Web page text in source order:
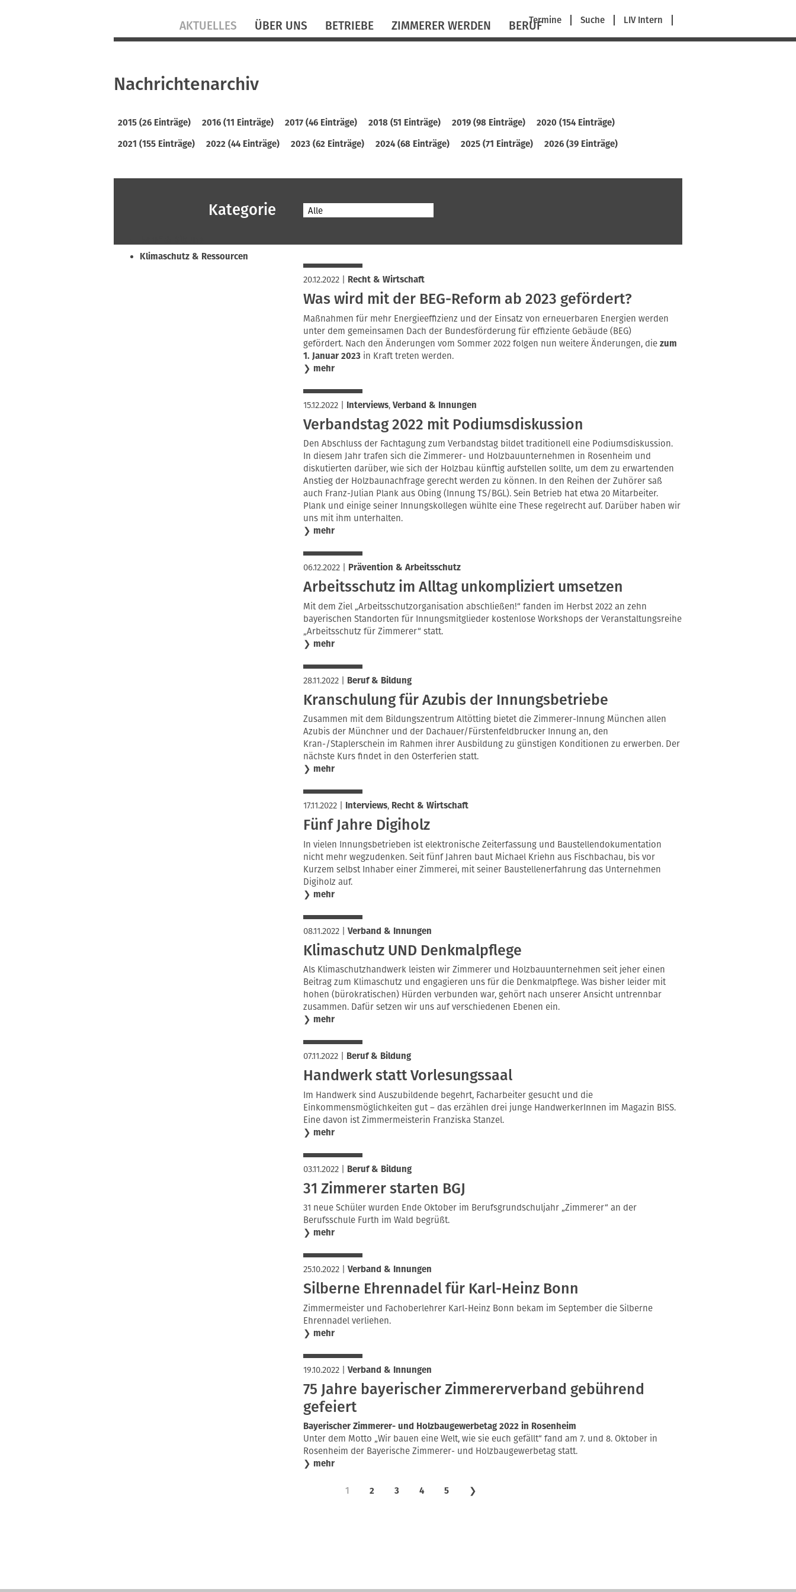
Navigation
überspringen
Termine Suche LIV Intern
überspringen
AKTUELLES ÜBER UNS BETRIEBE ZIMMERER WERDEN BERUF
Nachrichtenarchiv
2015 (26 Einträge) 2016 (11 Einträge) 2017 (46 Einträge) 2018 (51 Einträge) 2019 (98 Einträge)
2020 (154 Einträge)
2021 (155 Einträge)
2022 (44 Einträge) 2023 (62 Einträge) 2024 (68 Einträge) 2025 (71 Einträge) 2026 (39 Einträge)
Kategorie Alle
Klimaschutz & Ressourcen
20.12.2022| Recht & Wirtschaft
Was wird mit der BEG-Reform ab 2023 gefördert?
Maßnahmen für mehr Energieeffizienz und der Einsatz von erneuerbaren Energien werden
unter dem gemeinsamen Dach der Bundesförderung für effiziente Gebäude (BEG)
gefördert. Nach den Änderungen vom Sommer 2022 folgen nun weitere Änderungen, die zum
1. Januar 2023in Kraft treten werden.
❯ mehr
15.12.2022| Interviews, Verband & Innungen
Verbandstag 2022 mit Podiumsdiskussion
Den Abschluss der Fachtagung zum Verbandstag bildet traditionell eine Podiumsdiskussion.
In diesem Jahr trafen sich die Zimmerer- und Holzbauunternehmen in Rosenheim und
diskutierten darüber, wie sich der Holzbau künftig aufstellen sollte, um dem zu erwartenden
Anstieg der Holzbaunachfrage gerecht werden zu können. In den Reihen der Zuhörer saß
auch Franz-Julian Plank aus Obing (Innung TS/BGL). Sein Betrieb hat etwa 20 Mitarbeiter.
Plank und einige seiner Innungskollegen wühlte eine These regelrecht auf. Darüber haben wir
uns mit ihm unterhalten.
❯ mehr
06.12.2022| Prävention & Arbeitsschutz
Arbeitsschutz im Alltag unkompliziert umsetzen
Mit dem Ziel „Arbeitsschutzorganisation abschließen!“ fanden im Herbst 2022 an zehn
bayerischen Standorten für Innungsmitglieder kostenlose Workshops der Veranstaltungsreihe
„Arbeitsschutz für Zimmerer“ statt.
❯ mehr
28.11.2022| Beruf & Bildung
Kranschulung für Azubis der Innungsbetriebe
Zusammen mit dem Bildungszentrum Altötting bietet die Zimmerer-Innung München allen
Azubis der Münchner und der Dachauer/Fürstenfeldbrucker Innung an, den
Kran-/Staplerschein im Rahmen ihrer Ausbildung zu günstigen Konditionen zu erwerben. Der
nächste Kurs findet in den Osterferien statt.
❯ mehr
17.11.2022| Interviews, Recht & Wirtschaft
Fünf Jahre Digiholz
In vielen Innungsbetrieben ist elektronische Zeiterfassung und Baustellendokumentation
nicht mehr wegzudenken. Seit fünf Jahren baut Michael Kriehn aus Fischbachau, bis vor
Kurzem selbst Inhaber einer Zimmerei, mit seiner Baustellenerfahrung das Unternehmen
Digiholz auf.
❯ mehr
08.11.2022| Verband & Innungen
Klimaschutz UND Denkmalpflege
Als Klimaschutzhandwerk leisten wir Zimmerer und Holzbauunternehmen seit jeher einen
Beitrag zum Klimaschutz und engagieren uns für die Denkmalpflege. Was bisher leider mit
hohen (bürokratischen) Hürden verbunden war, gehört nach unserer Ansicht untrennbar
zusammen. Dafür setzen wir uns auf verschiedenen Ebenen ein.
❯ mehr
07.11.2022| Beruf & Bildung
Handwerk statt Vorlesungssaal
Im Handwerk sind Auszubildende begehrt, Facharbeiter gesucht und die
Einkommensmöglichkeiten gut – das erzählen drei junge HandwerkerInnen im Magazin BISS.
Eine davon ist Zimmermeisterin Franziska Stanzel.
❯ mehr
03.11.2022| Beruf & Bildung
31 Zimmerer starten BGJ
31 neue Schüler wurden Ende Oktober im Berufsgrundschuljahr „Zimmerer“ an der
Berufsschule Furth im Wald begrüßt.
❯ mehr
25.10.2022| Verband & Innungen
Silberne Ehrennadel für Karl-Heinz Bonn
Zimmermeister und Fachoberlehrer Karl-Heinz Bonn bekam im September die Silberne
Ehrennadel verliehen.
❯ mehr
19.10.2022| Verband & Innungen
75 Jahre bayerischer Zimmererverband gebührend
gefeiert
Bayerischer Zimmerer- und Holzbaugewerbetag 2022 in Rosenheim
Unter dem Motto „Wir bauen eine Welt, wie sie euch gefällt“ fand am 7. und 8. Oktober in
Rosenheim der Bayerische Zimmerer- und Holzbaugewerbetag statt.
❯ mehr
1 2 3 4 5 ❯